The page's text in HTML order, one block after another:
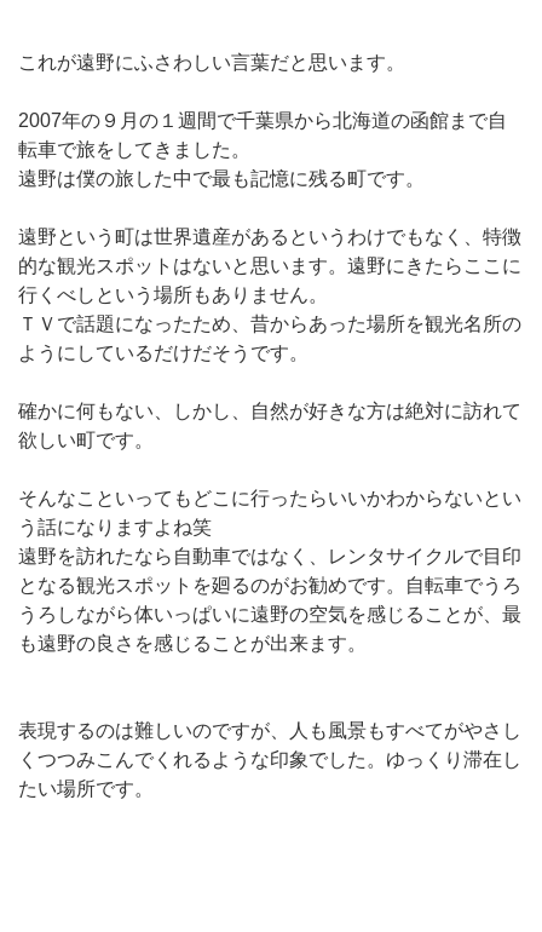
これが遠野にふさわしい言葉だと思います。
2007年の９月の１週間で千葉県から北海道の函館まで自
転車で旅をしてきました。
遠野は僕の旅した中で最も記憶に残る町です。
遠野という町は世界遺産があるというわけでもなく、特徴
的な観光スポットはないと思います。遠野にきたらここに
行くべしという場所もありません。
ＴＶで話題になったため、昔からあった場所を観光名所の
ようにしているだけだそうです。
確かに何もない、しかし、自然が好きな方は絶対に訪れて
欲しい町です。
そんなこといってもどこに行ったらいいかわからないとい
う話になりますよね笑
遠野を訪れたなら自動車ではなく、レンタサイクルで目印
となる観光スポットを廻るのがお勧めです。自転車でうろ
うろしながら体いっぱいに遠野の空気を感じることが、最
も遠野の良さを感じることが出来ます。
表現するのは難しいのですが、人も風景もすべてがやさし
くつつみこんでくれるような印象でした。ゆっくり滞在し
たい場所です。